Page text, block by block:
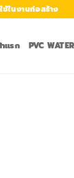
ในงานก่อสร้าง
แรก PVC